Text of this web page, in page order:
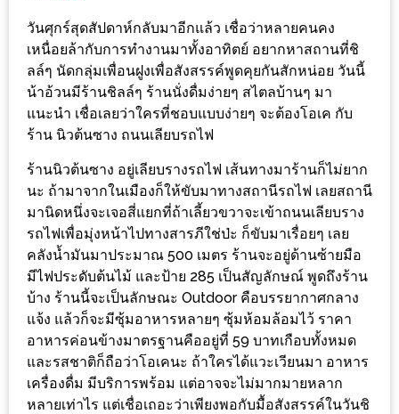
FESTIVAL
10
ร้าน
แซ่บ
แม่ค้า
สวย
ร้าน
รวย
เสน่ห์
ของ
เชียงใหม่
ที่
ต้อง
วันศุกร์สุดสัปดาห์กลับมาอีกแล้ว เชื่อว่าหลายคนคง
เหนื่อยล้ากับการทำงานมาทั้งอาทิตย์ อยากหาสถานที่ชิ
ลล์ๆ นัดกลุ่มเพื่อนฝูงเพื่อสังสรรค์พูดคุยกันสักหน่อย วันนี้
น้าอ้วนมีร้านชิลล์ๆ ร้านนั่งดื่มง่ายๆ สไตลบ้านๆ มา
แนะนำ เชื่อเลยว่าใครที่ชอบแบบง่ายๆ จะต้องโอเค กับ
ร้าน นิวต้นซาง ถนนเลียบรถไฟ
ร้านนิวต้นซาง อยู่เลียบรางรถไฟ เส้นทางมาร้านก็ไม่ยาก
นะ ถ้ามาจากในเมืองก็ให้ขับมาทางสถานีรถไฟ เลยสถานี
มานิดหนึ่งจะเจอสี่แยกที่ถ้าเลี้ยวขวาจะเข้าถนนเลียบราง
รถไฟเพื่อมุ่งหน้าไปทางสารภีใช่ป่ะ ก็ขับมาเรื่อยๆ เลย
คลังน้ำมันมาประมาณ 500 เมตร ร้านจะอยู่ด้านซ้ายมือ
มีไฟประดับต้นไม้ และป้าย 285 เป็นสัญลักษณ์ พูดถึงร้าน
บ้าง ร้านนี้จะเป็นลักษณะ Outdoor คือบรรยากาศกลาง
แจ้ง แล้วก็จะมีซุ้มอาหารหลายๆ ซุ้มห้อมล้อมไว้ ราคา
อาหารค่อนข้างมาตรฐานคืออยู่ที่ 59 บาทเกือบทั้งหมด
และรสชาติก็ถือว่าโอเคนะ ถ้าใครได้แวะเวียนมา อาหาร
เครื่องดื่ม มีบริการพร้อม แต่อาจจะไม่มากมายหลาก
หลายเท่าไร แต่เชื่อเถอะว่าเพียงพอกับมื้อสังสรรค์ในวันชิ